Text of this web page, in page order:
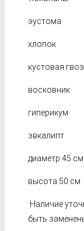
эустома
хлопок
кустовая
восковник
гиперикум
эвкалипт
диаметр 45 см
высота 50 см
Наличие
быть